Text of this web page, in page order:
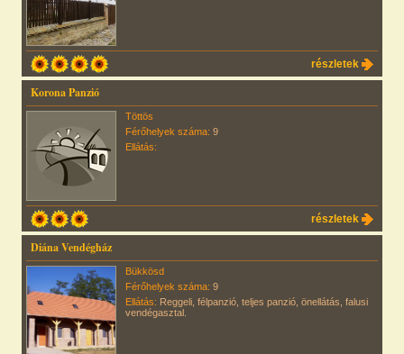
részletek
Korona Panzió
Töttös
Férőhelyek száma: 9
Ellátás:
részletek
Diána Vendégház
Bükkösd
Férőhelyek száma: 9
Ellátás: Reggeli, félpanzió, teljes panzió, önellátás, falusi
vendégasztal.